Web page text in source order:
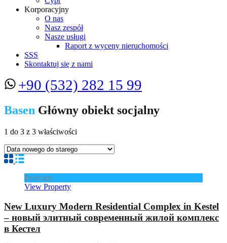
Korporacyjny
O nas
Nasz zespół
Nasze usługi
Raport z wyceny nieruchomości
SSS
Skontaktuj się z nami
+90 (532) 282 15 99
Basen Główny obiekt socjalny
1 do 3 z 3 właściwości
Polecane
View Property
New Luxury Modern Residential Complex in Kestel
– новый элитный современный жилой комплекс
в Кестел